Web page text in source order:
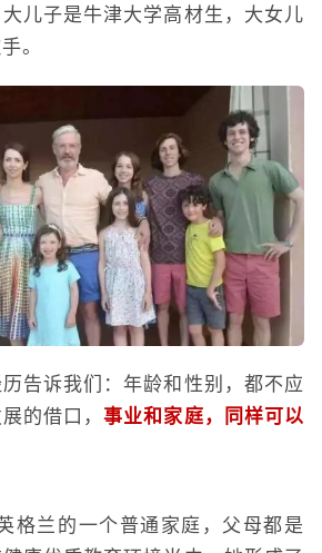
儿子是牛津大学高材生，大女儿
。
告诉我们：年龄和性别，都不应
的借口，事业和家庭，同样可以
格兰的一个普通家庭，父母都是